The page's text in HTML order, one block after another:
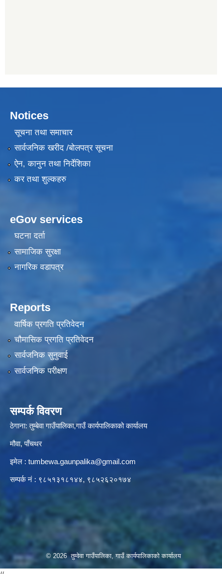
Notices
सूचना तथा समाचार
सार्वजनिक खरीद /बोलपत्र सूचना
ऐन, कानुन तथा निर्देशिका
कर तथा शुल्कहरु
eGov services
घटना दर्ता
सामाजिक सुरक्षा
नागरिक वडापत्र
Reports
वार्षिक प्रगति प्रतिवेदन
चौमासिक प्रगति प्रतिवेदन
सार्वजनिक सुनुवाई
सार्वजनिक परीक्षण
सम्पर्क विवरण
ठेगाना: तुम्बेवा गाउँपालिका,गाउँ कार्यपालिकाको कार्यालय
मौवा, पाँचथर
इमेल : tumbewa.gaunpalika@gmail.com
सम्पर्क नं : ९८५१३१८१४४, ९८५२६२०१७४
© 2026 तुम्वेवा गाउँपालिका, गाउँ कार्यपालिकाको कार्यालय